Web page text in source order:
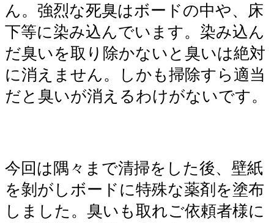
ん。強烈な死臭はボードの中や、床
下等に染み込んでいます。染み込ん
だ臭いを取り除かないと臭いは絶対
に消えません。しかも掃除すら適当
だと臭いが消えるわけがないです。
今回は隅々まで清掃をした後、壁紙
を剝がしボードに特殊な薬剤を塗布
しました。臭いも取れご依頼者様に